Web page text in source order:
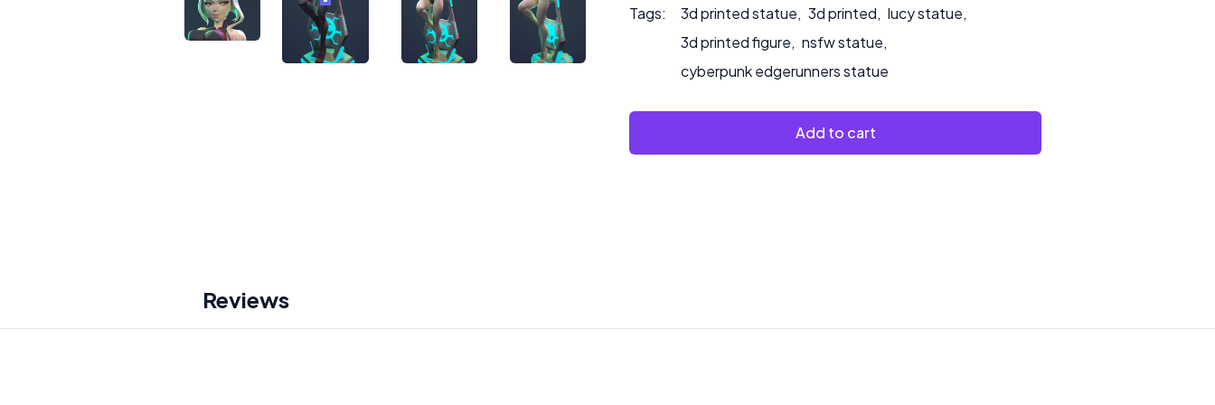
Tags: 3d printed statue, 3d printed, lucy statue,
3d printed figure, nsfw statue,
cyberpunk edgerunners statue
Add to cart
Reviews